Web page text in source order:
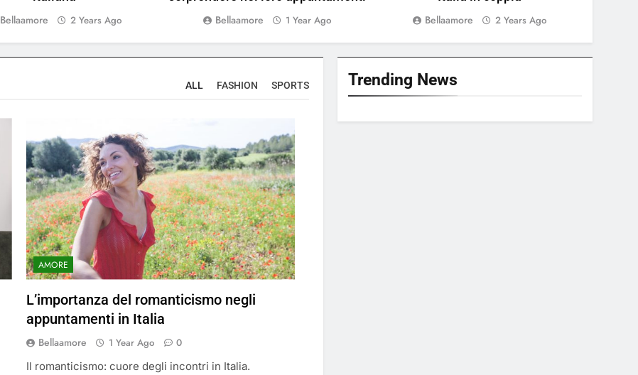
Bellaamore 2 Years Ago Bellaamore 1 Year Ago Bellaamore 2 Years Ago
ALL FASHION SPORTS
AMORE
L’importanza del romanticismo negli
appuntamenti in Italia
Bellaamore 1 Year Ago
0
Il romanticismo: cuore degli incontri in Italia.
Trending News